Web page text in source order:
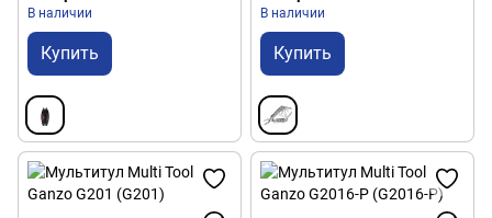
В наличии
Купить
В наличии
Купить